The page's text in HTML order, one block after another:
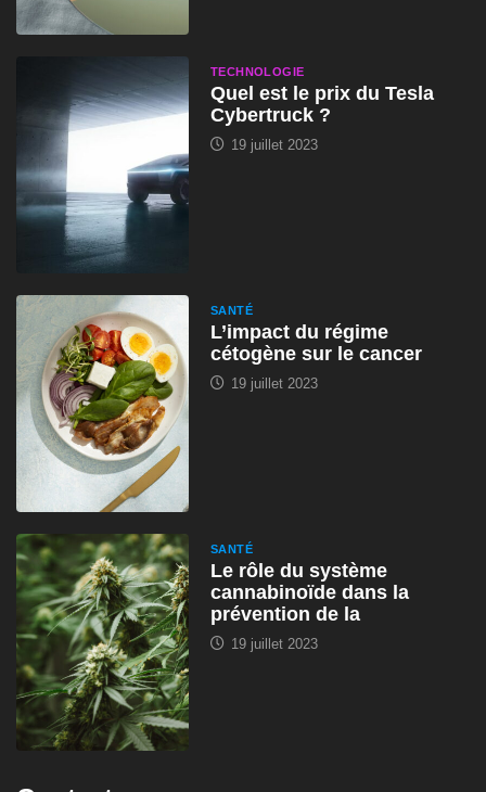
TECHNOLOGIE
Quel est le prix du Tesla
Cybertruck ?
19 juillet 2023
SANTÉ
L’impact du régime
cétogène sur le cancer
19 juillet 2023
SANTÉ
Le rôle du système
cannabinoïde dans la
prévention de la
19 juillet 2023